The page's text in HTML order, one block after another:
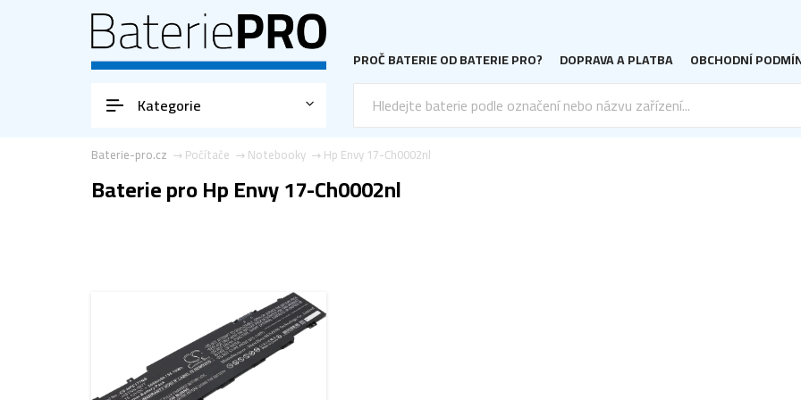
PROČ BATERIE OD BATERIE PRO? DOPRAVA A PLATBA OBCHODNÍ
Kategorie
Hp Envy 17-Ch0002nl
Notebooky
Počítače
Baterie-pro.cz
Baterie pro Hp Envy 17-Ch0002nl